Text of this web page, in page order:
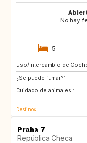
No hay
5
Uso/Intercambio de
¿Se puede fumar?:
Cuidado de animales :
GR
CH
ES
Destinos
Praha 7
República Checa